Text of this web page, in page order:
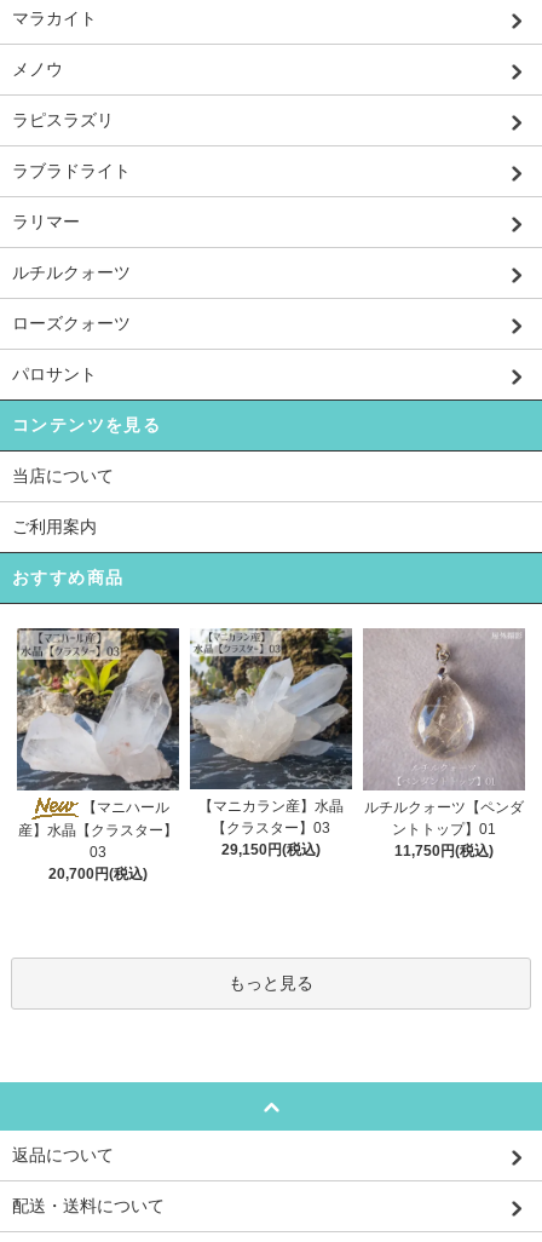
マラカイト
メノウ
ラピスラズリ
ラブラドライト
ラリマー
ルチルクォーツ
ローズクォーツ
パロサント
コンテンツを見る
当店について
ご利用案内
おすすめ商品
【マニハール
産】水晶【クラスター】
03
20,700円(税込)
【マニカラン産】水晶
【クラスター】03
29,150円(税込)
ルチルクォーツ【ペンダ
ントトップ】01
11,750円(税込)
もっと見る
返品について
配送・送料について